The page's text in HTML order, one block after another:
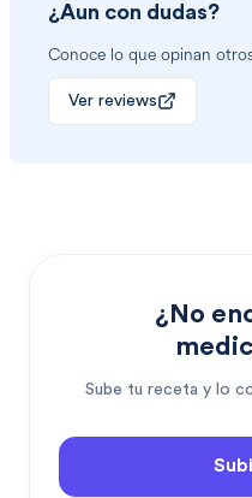
¿Aun con dudas?
Conoce lo que opinan
Ver reviews
¿No
Sube tu receta y lo